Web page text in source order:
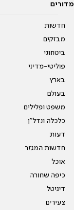
מדורים
חדשות
מבזקים
ביטחוני
פוליטי-מדיני
בארץ
בעולם
משפט ופלילים
כלכלה ונדל"ן
דעות
חדשות המגזר
אוכל
כיפה שחורה
דיגיטל
צעירים